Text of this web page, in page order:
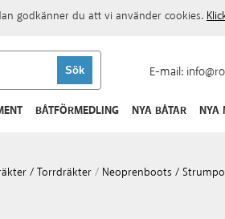
E-mail:
BÅTFÖRMEDLING NYA BÅTAR NYA
/ Torrdräkter / Neoprenboots /
godkänner du att vi använder cookies.